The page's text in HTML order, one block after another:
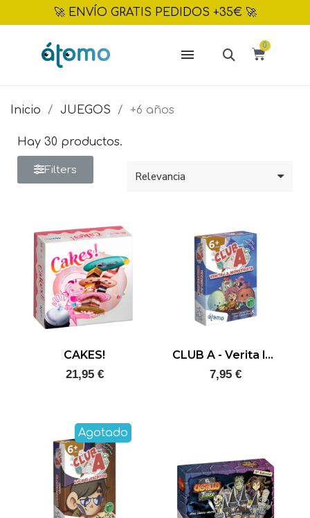
🚀 ENVÍO GRATIS PEDIDOS +35€ 🚀
Inicio JUEGOS +6 años
Hay 30 productos.
Filters
CAKES!
21,95 €
CLUB A - Verita la monstruita
7,95 €
Agotado